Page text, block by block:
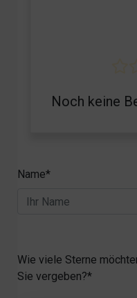
Noch keine
Name*
Wie viele Sterne
Sie vergeben?*